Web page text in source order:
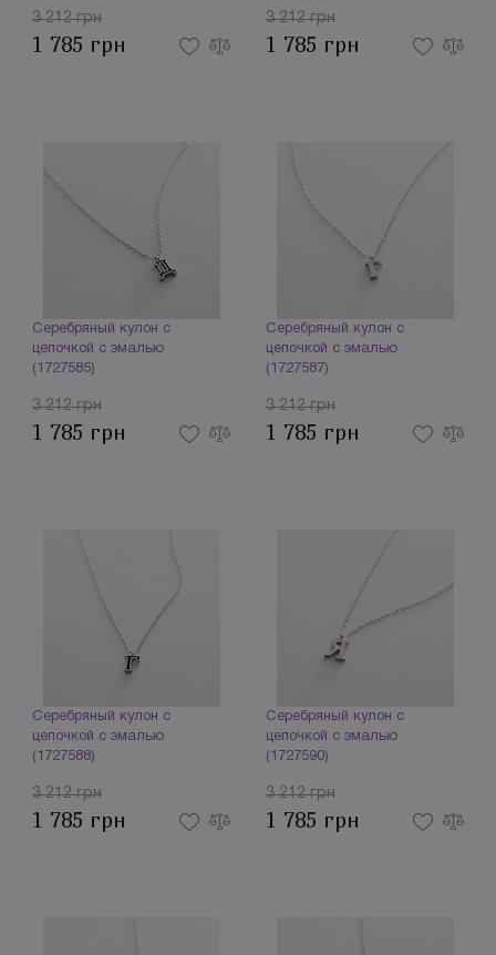
3 212 грн
1 785 грн
3 212 грн
1 785 грн
Серебряный кулон с
цепочкой с эмалью
(1727585)
3 212 грн
1 785 грн
Серебряный кулон с
цепочкой с эмалью
(1727587)
3 212 грн
1 785 грн
Серебряный кулон с
цепочкой с эмалью
(1727588)
3 212 грн
1 785 грн
Серебряный кулон с
цепочкой с эмалью
(1727590)
3 212 грн
1 785 грн